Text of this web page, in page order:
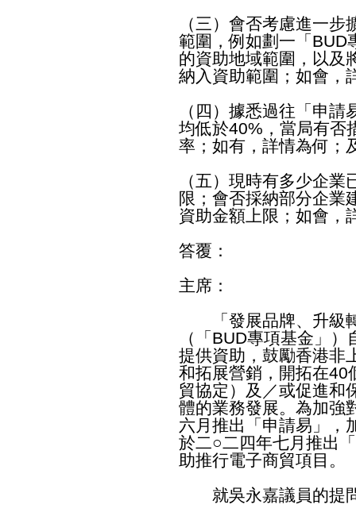
（三）會否考慮進一
範圍，例如劃一「BUD
的資助地域範圍，以及
納入資助範圍；如會，
（四）據悉過往「申
均低於40%，當局有否
率；如有，詳情為何；
（五）現時有多少企
限；會否採納部分企業
資助金額上限；如會，
答覆：
主席：
「發展品牌、升級轉
（「BUD專項基金」
提供資助，鼓勵香港非
和拓展營銷，開拓在40
貿協定）及／或促進和
體的業務發展。為加強
六月推出「申請易」，
於二○二四年七月推出
助推行電子商貿項目。
就吳永嘉議員的提